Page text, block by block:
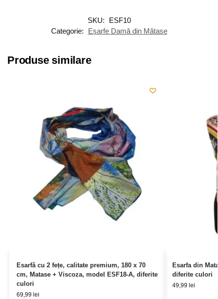
SKU:
ESF10
Categorie:
Eșarfe Damă din Mătase
Produse similare
Esarfă cu 2 fețe, calitate premium, 180 x 70
cm, Matase + Viscoza, model ESF18-A, diferite
culori
69,99 lei
Esarfa din
diferite culori
49,99 lei